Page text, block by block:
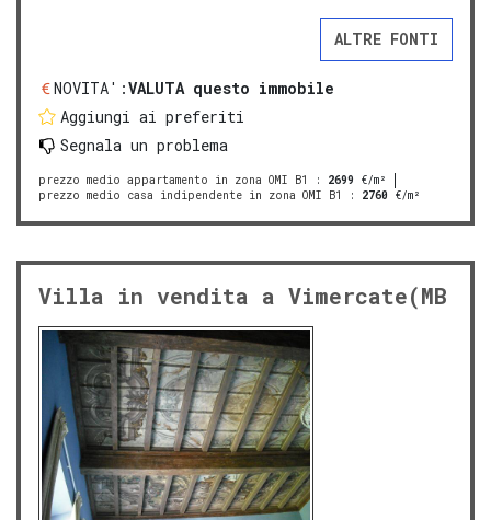
ALTRE FONTI
NOVITA':VALUTA questo immobile
Aggiungi ai preferiti
Segnala un problema
prezzo medio appartamento in zona OMI B1 : 2699 €/m²
prezzo medio casa indipendente in zona OMI B1
: 2760 €/m²
Villa in vendita a Vimercate(MB